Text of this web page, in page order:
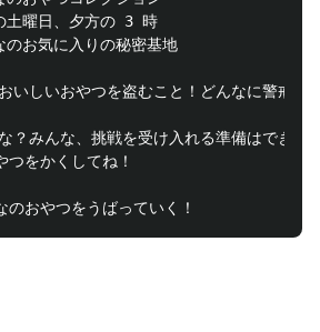
のお気に入りの秘密基地
いしいおやつを盗むこと！どんなに警戒し
？みんな、挑戦を受け入れる準備はできて
をかくしてね！